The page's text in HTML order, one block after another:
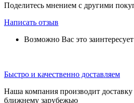
Поделитесь мнением с другими
Написать отзыв
Возможно Вас это заинтересует
Быстро и качественно доставляем
Наша компания производит
ближнему зарубежью